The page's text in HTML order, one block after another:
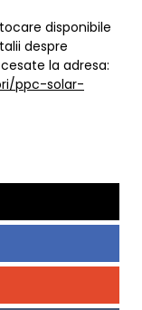
disponibile
despre
la adresa:
ppc-solar-